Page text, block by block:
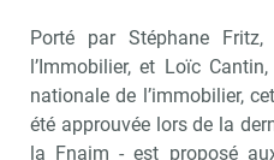
Porté par Stéphane
l’Immobilier, et Loïc
nationale de l’immobilier,
été approuvée lors de la
la Fnaim - est proposé